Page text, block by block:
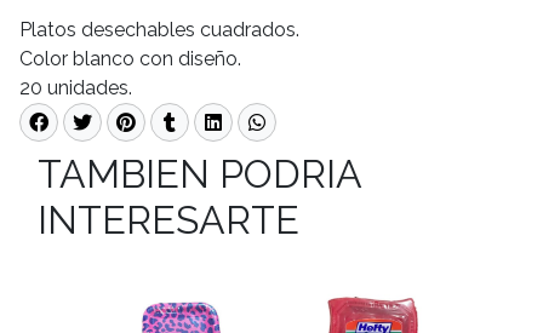
Platos desechables cuadrados.
Color blanco con diseño.
20 unidades.
TAMBIEN PODRIA
INTERESARTE